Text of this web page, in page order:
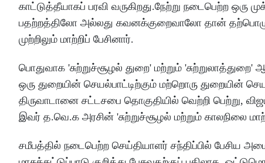
காட்டுத்தீயாகப் பரவி வருகிறது.நேற்று நடைபெற்ற ஒரு
பதற்றத்திலோ அல்லது கவனக்குறைவாலோ தான்
முற்றிலும் மாற்றிப் பேசினார்.
பொதுவாக 'சுற்றுச்சூழல் துறை' மற்றும்
ஒரு துறையின் செயல்பாட்டிற்கும் மற்றொரு துறையின்
திருவாடானை சட்டசபை தொகுதியில் வெற்றி பெற்று,
இவர் த.வெ.க அரசின் 'சுற்றுச்சூழல் மற்றும் காலநிலை
சமீபத்தில் நடைபெற்ற செய்தியாளர் சந்திப்பில் பேசிய